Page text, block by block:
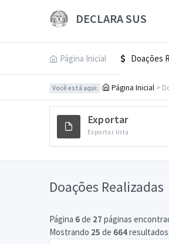
DECLARA SUS
Página Inicial Doações
Você está aqui: Página Inicial >
Exportar
Exportar lista
Doações Realizadas
Página 6de 27 páginas
Mostrando 25 de 664resultados.